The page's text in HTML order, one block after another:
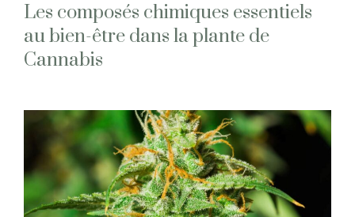
Les composés chimiques essentiels
au bien-être dans la plante de
Cannabis